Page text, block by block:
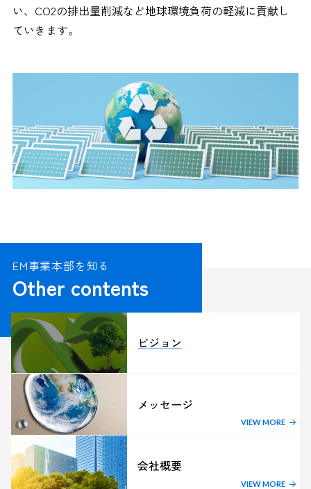
い、CO2の排出量削減など地球環境負荷の軽減に貢献し
ていきます。
EM事業本部を知る
Other contents
ビジョン
メッセージ
VIEW MORE
会社概要
VIEW MORE